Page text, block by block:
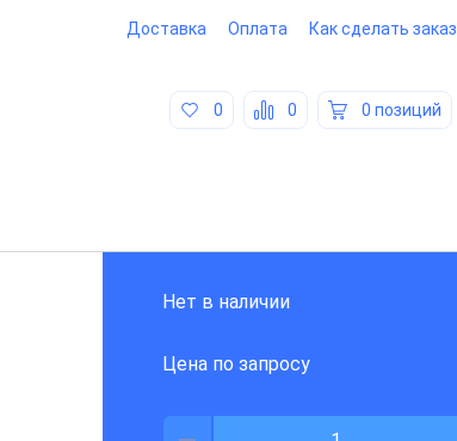
Доставка Оплата Как сделать заказ
0 0 0 позиций
Нет в наличии
Цена по запросу